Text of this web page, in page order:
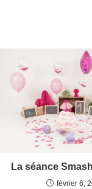
La séance
février 6,